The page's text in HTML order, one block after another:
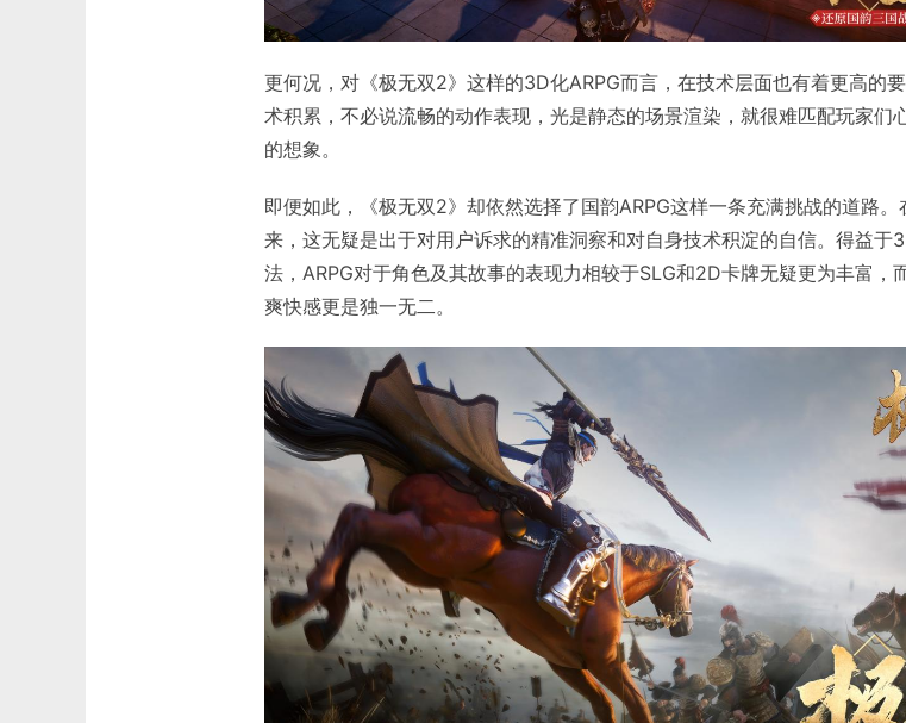
更何况，对《极无双2》这样的3D化ARPG而言，在技术层面也有着更高的
术积累，不必说流畅的动作表现，光是静态的场景渲染，就很难匹配玩家们
的想象。
即便如此，《极无双2》却依然选择了国韵ARPG这样一条充满挑战的道路
来，这无疑是出于对用户诉求的精准洞察和对自身技术积淀的自信。得益于
法，ARPG对于角色及其故事的表现力相较于SLG和2D卡牌无疑更为丰富，
爽快感更是独一无二。